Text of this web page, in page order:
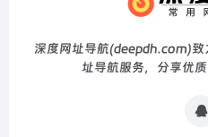
深度网址导航(deepdh.com)致
址导航服务，分享优